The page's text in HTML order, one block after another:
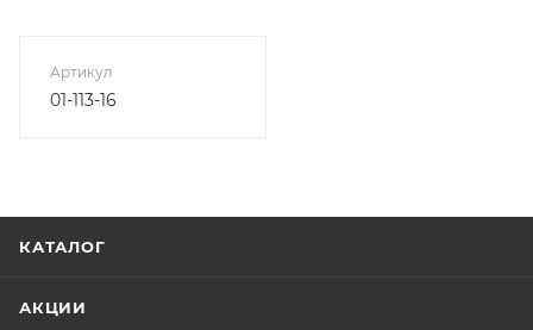
Артикул
01-113-16
КАТАЛОГ
АКЦИИ